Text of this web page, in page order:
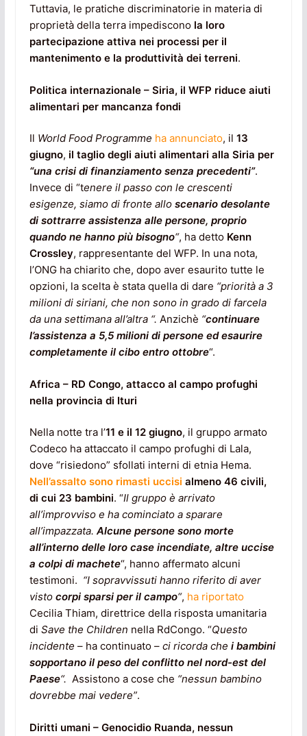
Tuttavia, le pratiche discriminatorie in materia di
proprietà della terra impediscono la loro
partecipazione attiva nei processi per il
mantenimento e la produttività dei terreni.
Politica internazionale – Siria, il WFP riduce aiuti
alimentari per mancanza fondi
Il World Food Programme ha annunciato, il 13
giugno, il taglio degli aiuti alimentari alla Siria per
“una crisi di finanziamento senza precedenti”.
Invece di “tenere il passo con le crescenti
esigenze, siamo di fronte allo scenario desolante
di sottrarre assistenza alle persone, proprio
quando ne hanno più bisogno“, ha detto Kenn
Crossley, rappresentante del WFP. In una nota,
l’ONG ha chiarito che, dopo aver esaurito tutte le
opzioni, la scelta è stata quella di dare “priorità a 3
milioni di siriani, che non sono in grado di farcela
da una settimana all’altra “. Anzichè “continuare
l’assistenza a 5,5 milioni di persone ed esaurire
completamente il cibo entro ottobre“.
Africa – RD Congo, attacco al campo profughi
nella provincia di Ituri
Nella notte tra l’11 e il 12 giugno, il gruppo armato
Codeco ha attaccato il campo profughi di Lala,
dove “risiedono” sfollati interni di etnia Hema.
Nell’assalto sono rimasti uccisi almeno 46 civili,
di cui 23 bambini. “Il gruppo è arrivato
all’improvviso e ha cominciato a sparare
all’impazzata.Alcune persone sono morte
all’interno delle loro case incendiate, altre uccise
a colpi di machete“, hanno affermato alcuni
testimoni. “I sopravvissuti hanno riferito di aver
visto corpi sparsi per il campo“, ha riportato
Cecilia Thiam, direttrice della risposta umanitaria
di Save the Children nella RdCongo. “Questo
incidente – ha continuato – ci ricorda che i bambini
sopportano il peso del conflitto nel nord-est del
Paese“. Assistono a cose che “nessun bambino
dovrebbe mai vedere”.
Diritti umani – Genocidio Ruanda, nessun